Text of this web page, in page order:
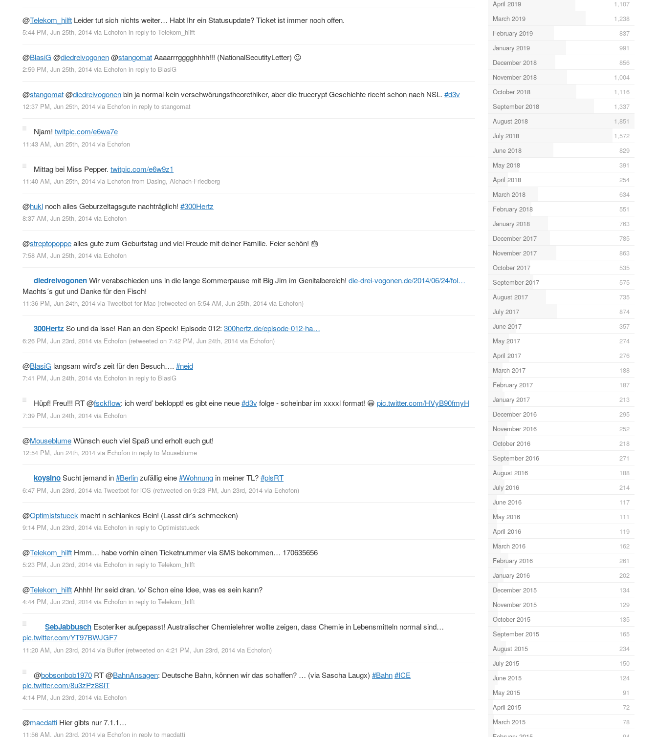
@Telekom_hilft Leider tut sich nichts weiter… Habt Ihr ein Statusupdate? Ticket ist immer noch offen.
5:44 PM, Jun 25th, 2014 via Echofon in reply to Telekom_hilft
@BlasiG @diedreivogonen@stangomatAaaarrrgggghhhh!!! (NationalSecutityLetter) 😉
2:59 PM, Jun 25th, 2014 via Echofon in reply to BlasiG
@stangomat@diedreivogonenbin ja normal kein verschwörungstheorethiker, aber die truecrypt Geschichte riecht schon nach NSL. #d3v
12:37 PM, Jun 25th, 2014 via Echofon in reply to stangomat
Njam! twitpic.com/e6wa7e
11:43 AM, Jun 25th, 2014 via Echofon
Mittag bei Miss Pepper. twitpic.com/e6w9z1
11:40 AM, Jun 25th, 2014 via Echofon from Dasing, Aichach-Friedberg
@hukl noch alles Geburzeltagsgute nachträglich! #300Hertz
8:37 AM, Jun 25th, 2014 via Echofon
@streptopoppealles gute zum Geburtstag und viel Freude mit deiner Familie. Feier schön! 🎂
7:58 AM, Jun 25th, 2014 via Echofon
diedreivogonenWir verabschieden uns in die lange Sommerpause mit Big Jim im Genitalbereich! die-drei-vogonen.de/2014/06/24/fol…
Machts´s gut und Danke für den Fisch!
11:36 PM, Jun 24th, 2014 via Tweetbot for Mac (retweeted on 5:54 AM, Jun 25th, 2014 via Echofon)
300HertzSo und da isse! Ran an den Speck! Episode 012: 300hertz.de/episode-012-ha…
6:26 PM, Jun 23rd, 2014 via Echofon (retweeted on 7:42 PM, Jun 24th, 2014 via Echofon)
@BlasiG langsam wird’s zeit für den Besuch…. #neid
7:41 PM, Jun 24th, 2014 via Echofon in reply to BlasiG
Hüpf! Freu!!! RT@fsckflow: ich werd’ bekloppt! es gibt eine neue#d3vfolge - scheinbar im xxxxl format! 😀 pic.twitter.com/HVyB90fmyH
7:39 PM, Jun 24th, 2014 via Echofon
@MouseblumeWünsch euch viel Spaß und erholt euch gut!
12:54 PM, Jun 24th, 2014 via Echofon in reply to Mouseblume
koysinoSucht jemand in#Berlinzufällig eine#Wohnung in meiner TL?#plsRT
6:47 PM, Jun 23rd, 2014 via Tweetbot for iΟS (retweeted on 9:23 PM, Jun 23rd, 2014 via Echofon)
@Optimiststueck macht n schlankes Bein! (Lasst dir’s schmecken)
9:14 PM, Jun 23rd, 2014 via Echofon in reply to Optimiststueck
@Telekom_hilft Hmm… habe vorhin einen Ticketnummer via SMS bekommen… 170635656
5:23 PM, Jun 23rd, 2014 via Echofon in reply to Telekom_hilft
@Telekom_hilftAhhh! Ihr seid dran. \o/ Schon eine Idee, was es sein kann?
4:44 PM, Jun 23rd, 2014 via Echofon in reply to Telekom_hilft
SebJabbusch Esoteriker aufgepasst! Australischer Chemielehrer wollte zeigen, dass Chemie in Lebensmitteln normal sind…
pic.twitter.com/YT97BWJGF7
11:20 AM, Jun 23rd, 2014 via Buffer (retweeted on 4:21 PM, Jun 23rd, 2014 via Echofon)
@bobsonbob1970 RT@BahnAnsagen: Deutsche Bahn, können wir das schaffen? … (via Sascha Laugx) #Bahn#ICE
pic.twitter.com/8u3zPz8SlT
4:14 PM, Jun 23rd, 2014 via Echofon
@macdatti Hier gibts nur 7.1.1…
11:56 AM, Jun 23rd, 2014 via Echofon in reply to macdatti
April 2019
1,107
March 2019
1,238
February 2019
837
January 2019
991
December 2018
856
November 2018
1,004
October 2018
1,116
September 2018
1,337
August 2018
1,851
July 2018
1,572
June 2018
829
May 2018
391
April 2018
254
March 2018
634
February 2018
551
January 2018
763
December 2017
785
November 2017
863
October 2017
535
September 2017
575
August 2017
735
July 2017
874
June 2017
357
May 2017
274
April 2017
276
March 2017
188
February 2017
187
January 2017
213
December 2016
295
November 2016
252
October 2016
218
September 2016
271
August 2016
188
July 2016
214
June 2016
117
May 2016
111
April 2016
119
March 2016
162
February 2016
261
January 2016
202
December 2015
134
November 2015
129
October 2015
135
September 2015
165
August 2015
234
July 2015
150
June 2015
124
May 2015
91
April 2015
72
March 2015
78